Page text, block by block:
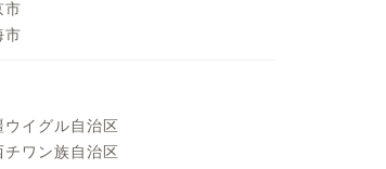
市
市
ウイグル自治区
チワン族自治区